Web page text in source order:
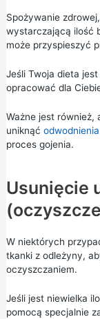
Spożywanie
wystarczającą ilość
może przyspieszyć
Jeśli Twoja dieta
opracować dla
Ważne jest również,
uniknąć odwodnienia
proces gojenia.
Usunięcie
W niektórych
tkanki z odleżyny,
oczyszczaniem.
Jeśli jest niewielka
pomocą specjalnie